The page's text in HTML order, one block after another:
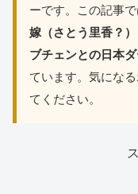
ーです。この記事で
嫁（さとう里香？
ブチェンとの日本
ています。気にな
てください。